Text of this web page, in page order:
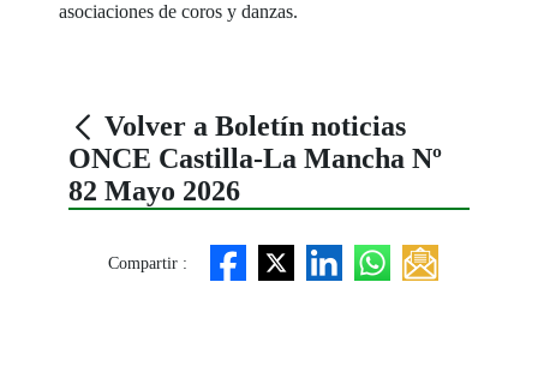
asociaciones de coros y danzas.
Volver a Boletín noticias
ONCE Castilla-La Mancha Nº
82 Mayo 2026
Compartir :